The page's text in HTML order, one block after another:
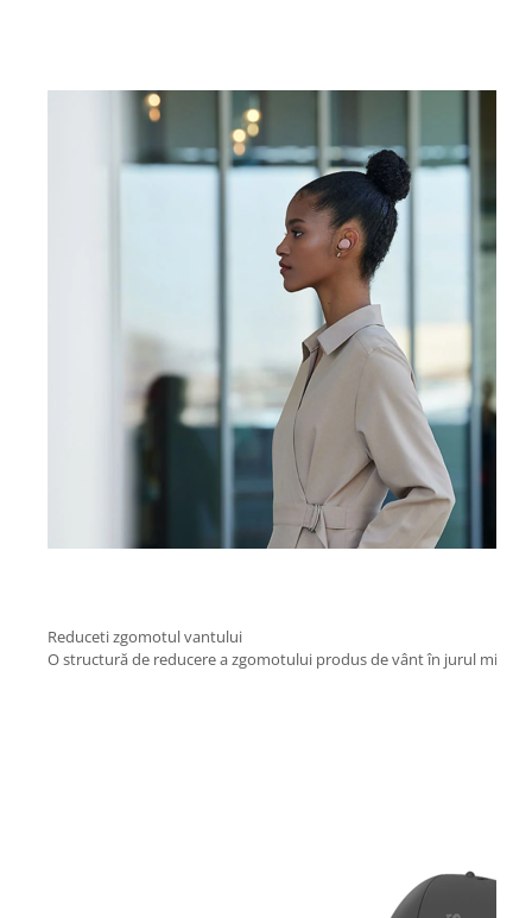
Reduceti zgomotul vantului
O structură de reducere a zgomotului produs de vânt în jurul